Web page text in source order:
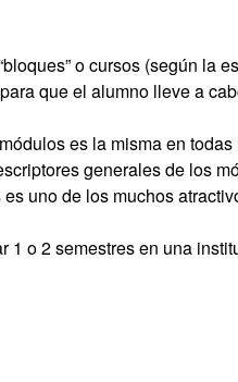
o cursos (según la
que el alumno lleve a
es la misma en
generales de los
uno de los muchos
1 o 2 semestres en una